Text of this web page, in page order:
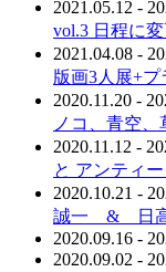
2021.05.12 -
vol.3 日程に変
2021.04.08 -
版画3人展+プ
2020.11.20 -
ノコ、青空
2020.11.12 -
と アンティ
2020.10.21 -
誠一 & 日
2020.09.16 -
2020.09.02 -